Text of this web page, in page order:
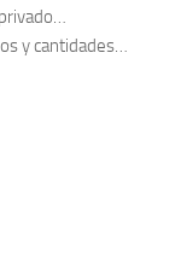
y cantidades…